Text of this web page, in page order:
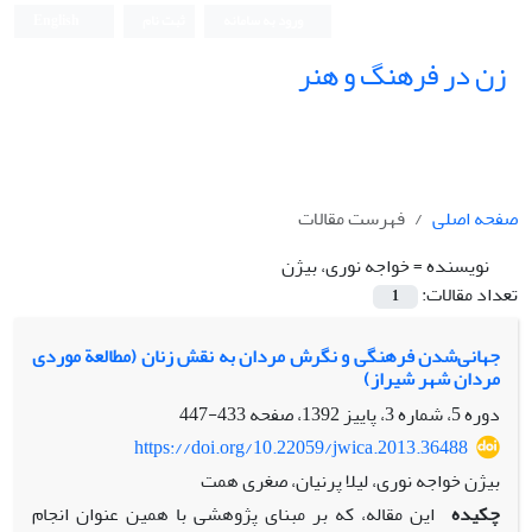
زن در فرهنگ و هنر
صفحه اصلی
فهرست مقالات
نویسنده =خواجه نوری، بیژن
تعداد مقالات:
1
جهانی‌شدن فرهنگی و نگرش مردان به نقش زنان (مطالعة موردی
مردان شهر شیراز)
دوره 5، شماره 3، پاییز 1392، صفحه
433-447
https://doi.org/10.22059/jwica.2013.36488
بیژن خواجه نوری، لیلا پرنیان، صغری همت
چکیده این مقاله، که بر مبنای پژوهشی با همین عنوان انجام